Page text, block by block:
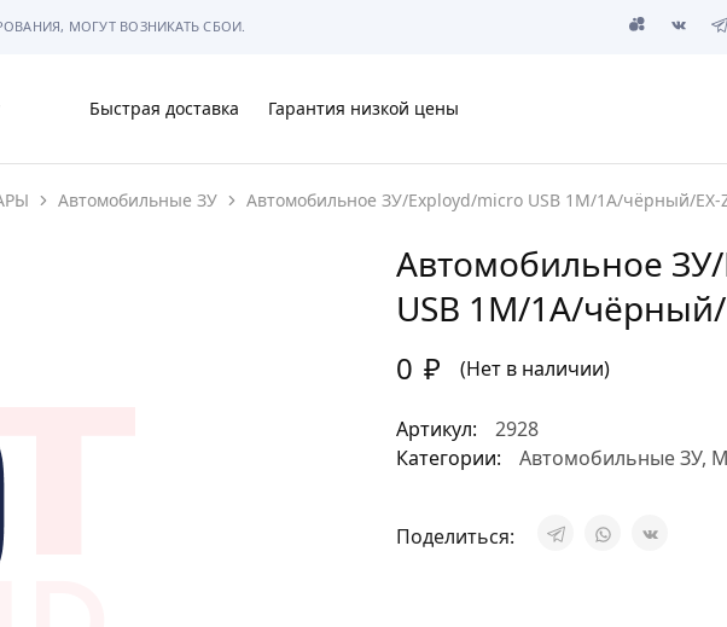
МОГУТ ВОЗНИКАТЬ СБОИ.
АКСЕССУАРЫ
Быстрая доставка Гарантия низкой цены
Автомобильные ЗУ Автомобильное ЗУ/Exployd/micro USB 1M/1А/чёрный/EX-
Автомобильное
USB 1M/1А/чёрный/
0 ₽ (Нет в наличии)
Артикул:
2928
Категории:
Автомобильные ЗУ,
Поделиться: